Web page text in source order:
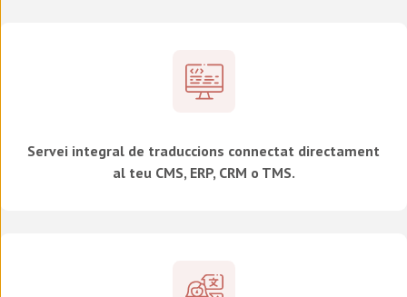
Servei integral de traduccions connectat directament
al teu CMS, ERP, CRM o TMS.